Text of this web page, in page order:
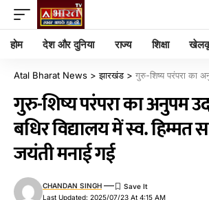
होम देश और दुनिया राज्य शिक्षा
Atal Bharat News >झारखंड > गुरु-शिष्य परंपरा का अनुपम उदाहरण : मूक-बधिर
गुरु-शिष्य परंपरा का अनुपम
बधिर विद्यालय में स्व. हिम्मत
जयंती मनाई गई
Last Updated: 2025/07/23 At 4:15 AM
CHANDAN SINGH